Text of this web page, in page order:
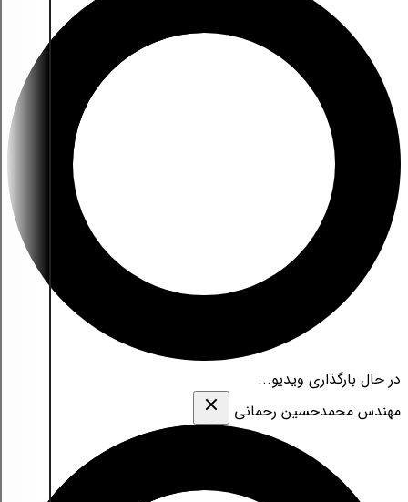
در حال بارگذاری ویدیو...
مهندس محمدحسین رحمانی